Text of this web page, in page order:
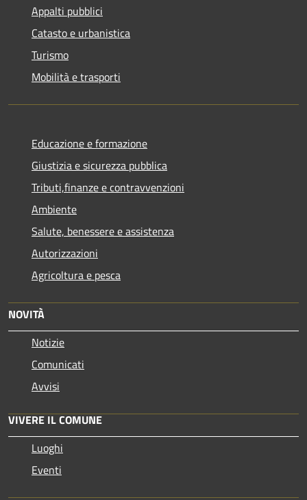
Appalti pubblici
Catasto e urbanistica
Turismo
Mobilità e trasporti
Educazione e formazione
Giustizia e sicurezza pubblica
Tributi,finanze e contravvenzioni
Ambiente
Salute, benessere e assistenza
Autorizzazioni
Agricoltura e pesca
NOVITÀ
Notizie
Comunicati
Avvisi
VIVERE IL COMUNE
Luoghi
Eventi